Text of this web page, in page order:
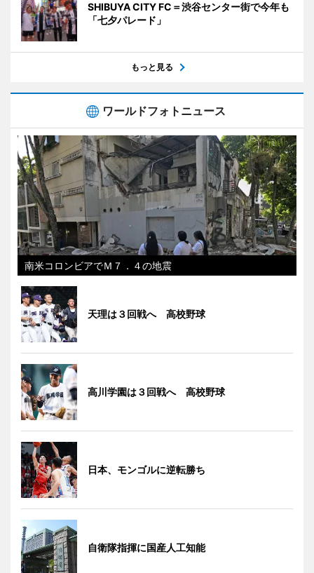
SHIBUYA CITY FC＝渋谷センター街で今年も
「七夕パレード」
もっと見る
ワールドフォトニュース
南米コロンビアでＭ７．４の地震
天理は３回戦へ 高校野球
高川学園は３回戦へ 高校野球
日本、モンゴルに逆転勝ち
自衛隊指揮に国産人工知能